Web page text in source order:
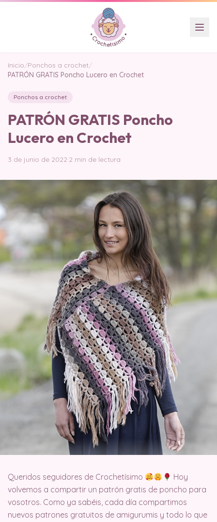
Inicio/Ponchos a crochet/
PATRÓN GRATIS Poncho Lucero en Crochet
Ponchos a crochet
PATRÓN GRATIS Poncho
Lucero en Crochet
3 de junio de 2022·2 min de lectura
Queridos seguidores de Crochetísimo
Hoy
volvemos a compartir un patrón gratis de poncho para
vosotros. Como ya sabéis, cada día compartimos
nuevos patrones gratuitos de amigurumis y todo lo que